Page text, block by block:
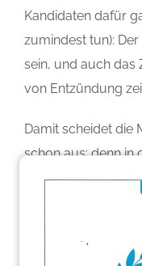
Kandidaten dafür
zumindest tun):
sein, und auch das
von Entzündung
Damit scheidet die
schon aus: denn in
Zähne extrahiert,
aufweisen. Ein